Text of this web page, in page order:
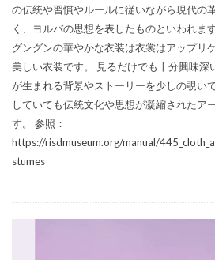
の伝統や習慣やルールに従いながら現代の
く、ヨルバの思想を表したものといわれま
グングンの華やかな衣装は衣裳はアップリ
美しい衣装です。 見るだけでも十分興味深
が生まれる背景やストーリーを少しの覗い
していても伝統文化や思想が凝縮されたア
す。 参照：
https://risdmuseum.org/manual/
stumes